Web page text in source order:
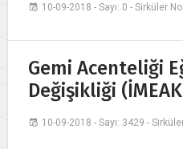
10-09-2018 - Sayı: 0 - Sirküler
Gemi Acenteliği
Değişikliği
10-09-2018 - Sayı: 3429 -